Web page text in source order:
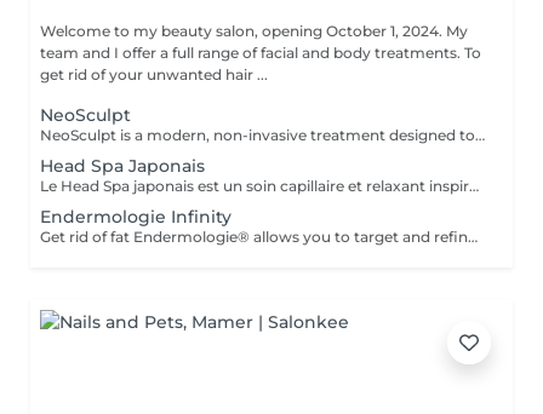
Welcome to my beauty salon, opening October 1, 2024. My
team and I offer a full range of facial and body treatments. To
get rid of your unwanted hair ...
NeoSculpt
NeoSculpt is a modern, non-invasive treatment designed to sculpt the body, strengthen muscles and reduce fat. Using high-intensity electromagnetic energy, it triggers deep muscle contractions that cannot be achieved through conventional workouts. One session equals thousands of powerful muscle contractions and helps to: build and define muscles reduce fat improve body shape and contours The treatment is painless, safe and requires no downtime. NeoSculpt is ideal for the abdomen, buttocks, legs and arms and is suitable for both women and men.
Head Spa Japonais
Le Head Spa japonais est un soin capillaire et relaxant inspiré des rituels de bien-être japonais. Alliant techniques de massage du cuir chevelu, soins purifiants et hydratants, il cible à la fois la santé des cheveux et l'apaisement de l'esprit. Grâce à des mouvements précis et à des produits naturels, ce rituel libère les tensions, améliore la circulation sanguine et stimule la croissance capillaire. Idéal pour ceux qui recherchent un moment de détente profonde et des cheveux revitalisés, le Head Spa japonais apporte fraîcheur, équilibre et éclat des racines aux pointes.
Endermologie Infinity
Get rid of fat Endermologie® allows you to target and refine areas that are resistant to exercise and food hygiene (arms, back, stomach, waist, thighs, etc.) while adapting precisely to the needs of each skin. Smooth cellulite Cellulite, which affects 90% of even the thinnest and most athletic women, results from both fat storage in adipocytes (fat cells) and water retention all around. Firm the skin Weight variations, pregnancies, the passage of time, the skin gradually loses its tone and suppleness. Even if this sagging skin affects the entire body, certain areas are more sensitive: inner thighs, stomach, arms, etc. Find light legs Heavy and painful legs, swollen ankles or feet: these symptoms reflect poor blood and lymphatic circulation. Toxins accumulate in the body, which explains such variations in volume in the same day or at different times of the female cycle. Well-being Discover treatment courses with an exclusive concept, for incomparable effectiveness and relaxation.